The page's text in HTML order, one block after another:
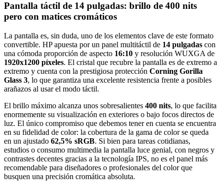
Pantalla táctil de 14 pulgadas: brillo de 400 nits
pero con matices cromáticos
La pantalla es, sin duda, uno de los elementos clave de este formato
convertible. HP apuesta por un panel multitáctil de 14 pulgadas con
una cómoda proporción de aspecto 16:10 y resolución WUXGA de
1920x1200 píxeles. El cristal que recubre la pantalla es de extremo a
extremo y cuenta con la prestigiosa protección Corning Gorilla
Glass 3, lo que garantiza una excelente resistencia frente a posibles
arañazos al usar el modo táctil.
El brillo máximo alcanza unos sobresalientes 400 nits, lo que facilita
enormemente su visualización en exteriores o bajo focos directos de
luz. El único compromiso que debemos tener en cuenta se encuentra
en su fidelidad de color: la cobertura de la gama de color se queda
en un ajustado 62,5% sRGB. Si bien para tareas cotidianas,
estudios o consumo multimedia la pantalla luce genial, con negros y
contrastes decentes gracias a la tecnología IPS, no es el panel más
recomendable para diseñadores o profesionales del color que
busquen una precisión cromática absoluta.